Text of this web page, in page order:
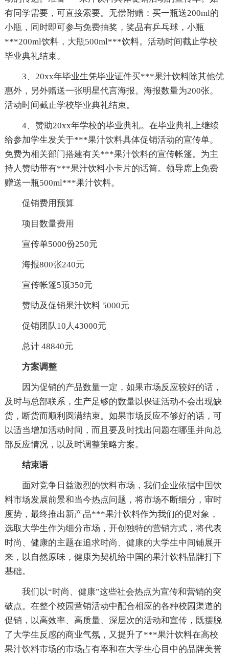
有同学需要，可直接索要。无偿附赠：买一瓶送200ml的
小瓶，同时即可参与免费抽奖，奖品有乒乓球，小瓶
***200ml饮料，大瓶500ml***饮料。活动时间截止学校
毕业典礼结束。
3、20xx年毕业生凭毕业证件买***果汁饮料除其他优
惠外，另外赠送一张明星代言海报。海报数量为200张。
活动时间截止学校毕业典礼结束。
4、赞助20xx年学校的毕业典礼。在毕业典礼上继续
给参加学生发关于***果汁饮料具体促销活动的宣传单。
免费为相关部门搭建有关***果汁饮料的宣传帐篷。为主
持人赞助带有***果汁饮料小卡片的话筒。领导席上免费
赠送一瓶500ml***果汁饮料。
促销费用预算
项目数量费用
宣传单5000份250元
海报800张240元
宣传帐篷5顶350元
赞助及促销果汁饮料 5000元
促销团队10人43000元
总计 48840元
方案调整
因为促销的产品数量一定，如果市场反应较好的话，
及时与总部联系，生产足够的数量以保证活动不会出现缺
货，断货而顺利圆满结束。如果市场反应不够好的话，可
以适当增加活动时间，而且要及时找出问题在哪里并向总
部反应情况，以及时调整策略方案。
结束语
面对竞争日益激烈的饮料市场，我们企业依据中国饮
料市场发展前景和当今热点问题，将市场不断细分，审时
度势，最终推出新产品***果汁饮料作为我们的促对象，
选取大学生作为细分市场，开创独特的营销方式，将代表
时尚、健康的主题在追求时尚、健康的大学生中间铺展开
来，以自然原味，健康为契机给中国的果汁饮料品牌打下
基础。
我们以“时尚、健康”这些社会热点为宣传和营销的突
破点。在整个校园营销活动中配合相应的各种校园渠道的
促销，以高效率、高质量、深层次的活动和宣传，既摆脱
了大学生反感的商业气氛，又提升了***果汁饮料在高校
果汁饮料市场的市场占有率和在大学生心目中的品牌美誉